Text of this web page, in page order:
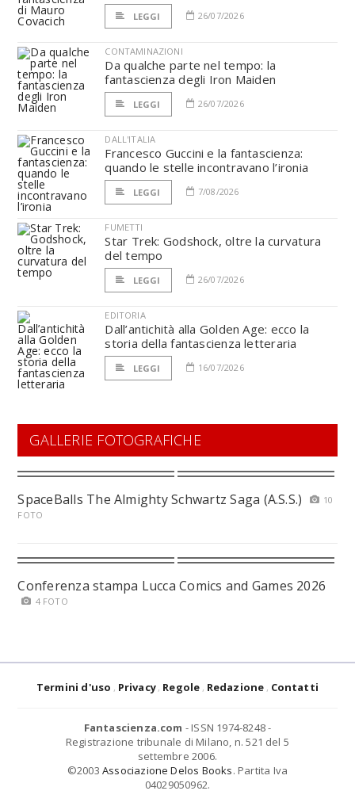
LEGGI 26/07/2026
CONTAMINAZIONI
Da qualche parte nel tempo: la
fantascienza degli Iron Maiden
LEGGI 26/07/2026
DALL'ITALIA
Francesco Guccini e la fantascienza:
quando le stelle incontravano l’ironia
LEGGI 7/08/2026
FUMETTI
Star Trek: Godshock, oltre la curvatura
del tempo
LEGGI 26/07/2026
EDITORIA
Dall’antichità alla Golden Age: ecco la
storia della fantascienza letteraria
LEGGI 16/07/2026
GALLERIE FOTOGRAFICHE
SpaceBalls The Almighty Schwartz Saga (A.S.S.)
10
FOTO
Conferenza stampa Lucca Comics and Games 2026
4 FOTO
Termini d'uso Privacy Regole Redazione Contatti
Fantascienza.com - ISSN 1974-8248 -
Registrazione tribunale di Milano, n. 521 del 5
settembre 2006.
©2003 Associazione Delos Books. Partita Iva
04029050962.